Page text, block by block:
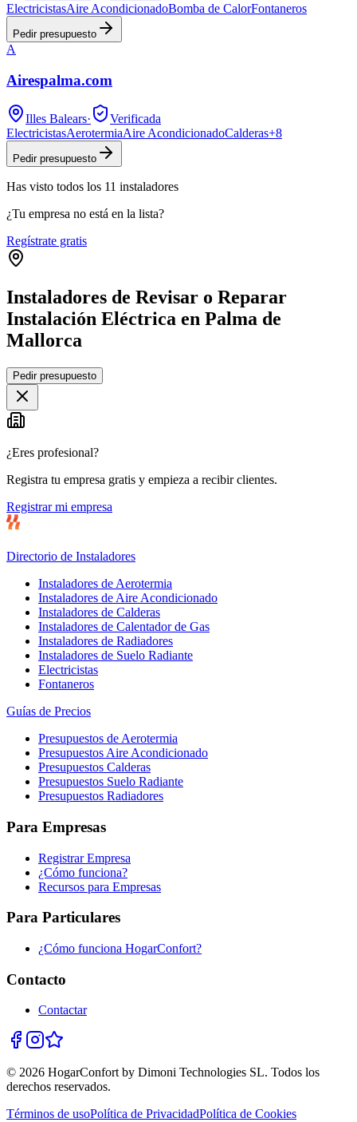
ElectricistasAire AcondicionadoBomba de CalorFontaneros
Pedir presupuesto
A
Airespalma.com
Illes Balears·
Verificada
ElectricistasAerotermiaAire AcondicionadoCalderas+8
Pedir presupuesto
Has visto todos los 11 instaladores
¿Tu empresa no está en la lista?
Regístrate gratis
Instaladores de Revisar o Reparar
Instalación Eléctrica en Palma de
Mallorca
+
−
Pedir presupuesto
¿Eres profesional?
Registra tu empresa gratis y empieza a recibir clientes.
Registrar mi empresa
Directorio de Instaladores
Instaladores de Aerotermia
Instaladores de Aire Acondicionado
Instaladores de Calderas
Instaladores de Calentador de Gas
Instaladores de Radiadores
Instaladores de Suelo Radiante
Electricistas
Fontaneros
Guías de Precios
Presupuestos de Aerotermia
Presupuestos Aire Acondicionado
Presupuestos Calderas
Presupuestos Suelo Radiante
Presupuestos Radiadores
Para Empresas
Registrar Empresa
¿Cómo funciona?
Recursos para Empresas
Para Particulares
¿Cómo funciona HogarConfort?
Contacto
Contactar
© 2026 HogarConfort by Dimoni Technologies SL. Todos los
derechos reservados.
Términos de usoPolítica de PrivacidadPolítica de Cookies